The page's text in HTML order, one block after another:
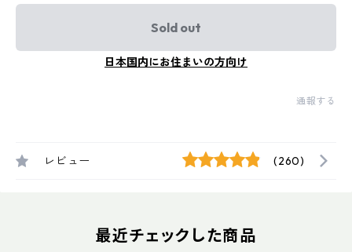
Sold out
日本国内にお住まいの方向け
通報する
レビュー (260)
最近チェックした商品